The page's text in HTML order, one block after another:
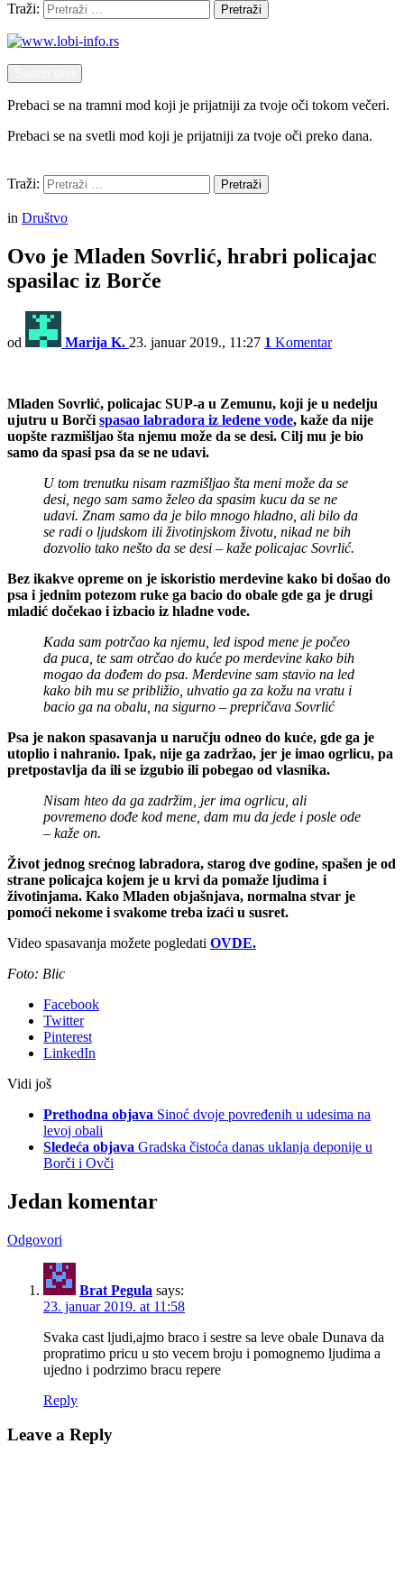
Traži:
Pretraži
Prebaci se na tramni mod koji je prijatniji za tvoje oči tokom večeri.
Prebaci se na svetli mod koji je prijatniji za tvoje oči preko dana.
Traži:
Pretraži
in Društvo
Ovo je Mladen Sovrlić, hrabri policajac
spasilac iz Borče
od Marija K. 23. januar 2019., 11:27 1 Komentar
Mladen Sovrlić, policajac SUP-a u Zemunu, koji je u nedelju
ujutru u Borči spasao labradora iz ledene vode, kaže da nije
uopšte razmišljao šta njemu može da se desi. Cilj mu je bio
samo da spasi psa da se ne udavi.
U tom trenutku nisam razmišljao šta meni može da se
desi, nego sam samo želeo da spasim kucu da se ne
udavi. Znam samo da je bilo mnogo hladno, ali bilo da
se radi o ljudskom ili životinjskom životu, nikad ne bih
dozvolio tako nešto da se desi – kaže policajac Sovrlić.
Bez ikakve opreme on je iskoristio merdevine kako bi došao do
psa i jednim potezom ruke ga bacio do obale gde ga je drugi
mladić dočekao i izbacio iz hladne vode.
Kada sam potrčao ka njemu, led ispod mene je počeo
da puca, te sam otrčao do kuće po merdevine kako bih
mogao da dođem do psa. Merdevine sam stavio na led
kako bih mu se približio, uhvatio ga za kožu na vratu i
bacio ga na obalu, na sigurno – prepričava Sovrlić
Psa je nakon spasavanja u naručju odneo do kuće, gde ga je
utoplio i nahranio. Ipak, nije ga zadržao, jer je imao ogrlicu, pa
pretpostavlja da ili se izgubio ili pobegao od vlasnika.
Nisam hteo da ga zadržim, jer ima ogrlicu, ali
povremeno dođe kod mene, dam mu da jede i posle ode
– kaže on.
Život jednog srećnog labradora, starog dve godine, spašen je od
strane policajca kojem je u krvi da pomaže ljudima i
životinjama. Kako Mladen objašnjava, normalna stvar je
pomoći nekome i svakome treba izaći u susret.
Video spasavanja možete pogledati OVDE.
Foto: Blic
Facebook
Twitter
Pinterest
LinkedIn
Vidi još
Prethodna objava Sinoć dvoje povređenih u udesima na
levoj obali
Sledeća objava Gradska čistoća danas uklanja deponije u
Borči i Ovči
Jedan komentar
Odgovori
Brat Pegula says:
23. januar 2019. at 11:58
Svaka cast ljudi,ajmo braco i sestre sa leve obale Dunava da
propratimo pricu u sto vecem broju i pomognemo ljudima a
ujedno i podrzimo bracu repere
Reply
Leave a Reply